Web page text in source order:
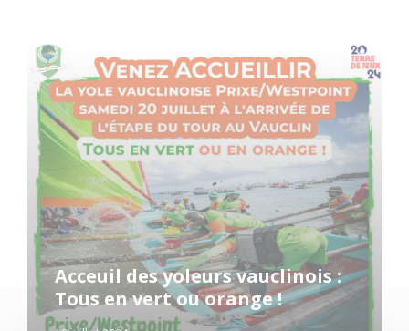
Acceuil des yoleurs vauclinois :
Tous en vert ou orange !
Read
More